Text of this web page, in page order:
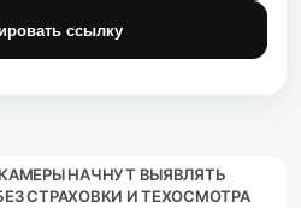
ссылку
НАЧНУТ ВЫЯВЛЯТЬ
СТРАХОВКИ И ТЕХОСМОТРА